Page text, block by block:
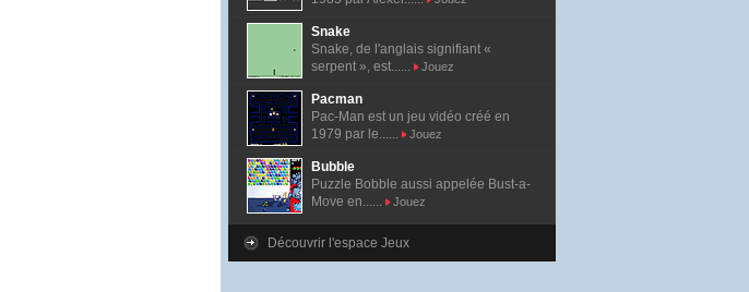
Snake
Snake, de l'anglais signifiant «
serpent », est......
Jouez
Pacman
Pac-Man est un jeu vidéo créé en
1979 par le......
Jouez
Bubble
Puzzle Bobble aussi appelée Bust-a-
Move en......
Jouez
Découvrir l'espace Jeux